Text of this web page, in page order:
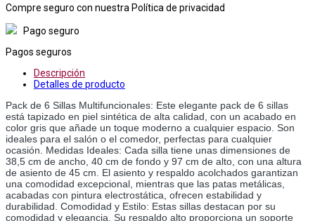
Compre seguro con nuestra Política de privacidad
Pago seguro
Pagos seguros
Descripción
Detalles de producto
Pack de 6 Sillas Multifuncionales: Este elegante pack de 6 sillas
está tapizado en piel sintética de alta calidad, con un acabado en
color gris que añade un toque moderno a cualquier espacio. Son
ideales para el salón o el comedor, perfectas para cualquier
ocasión. Medidas Ideales: Cada silla tiene unas dimensiones de
38,5 cm de ancho, 40 cm de fondo y 97 cm de alto, con una altura
de asiento de 45 cm. El asiento y respaldo acolchados garantizan
una comodidad excepcional, mientras que las patas metálicas,
acabadas con pintura electrostática, ofrecen estabilidad y
durabilidad. Comodidad y Estilo: Estas sillas destacan por su
comodidad y elegancia. Su respaldo alto proporciona un soporte